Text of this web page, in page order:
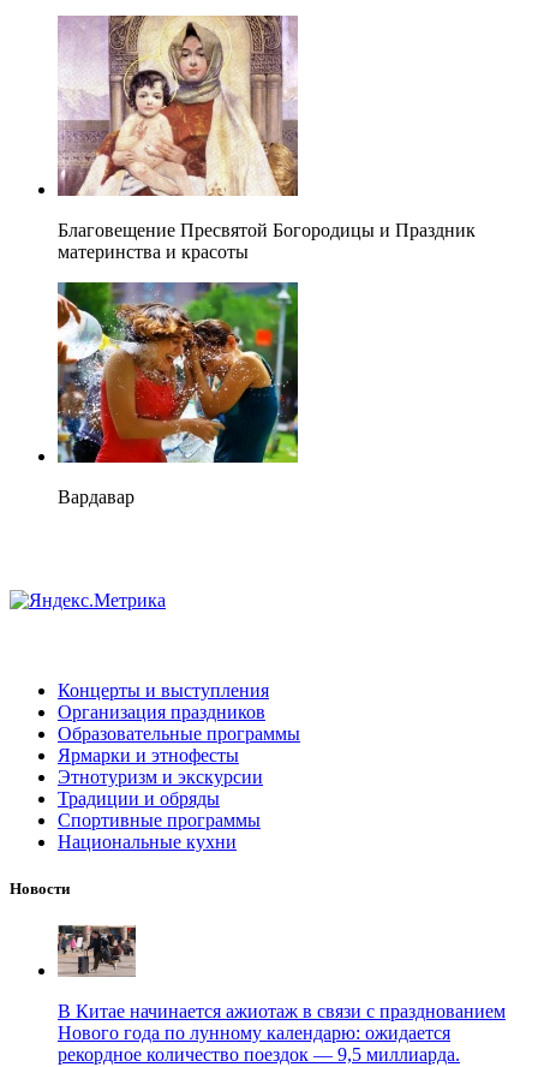
Благовещение Пресвятой Богородицы и Праздник
материнства и красоты
Вардавар
Концерты и выступления
Организация праздников
Образовательные программы
Ярмарки и этнофесты
Этнотуризм и экскурсии
Традиции и обряды
Спортивные программы
Национальные кухни
Новости
В Китае начинается ажиотаж в связи с празднованием
Нового года по лунному календарю: ожидается
рекордное количество поездок — 9,5 миллиарда.